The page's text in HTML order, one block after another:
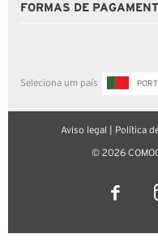
FORMAS DE
Seleciona um país
Aviso legal Política
© 2026